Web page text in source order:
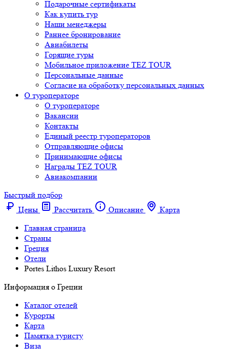
Подарочные сертификаты
Как купить тур
Наши менеджеры
Раннее бронирование
Авиабилеты
Горящие туры
Мобильное приложение TEZ TOUR
Персональные данные
Согласие на обработку персональных данных
О туроператоре
О туроператоре
Вакансии
Контакты
Единый реестр туроператоров
Отправляющие офисы
Принимающие офисы
Награды TEZ TOUR
Авиакомпании
Быстрый подбор
Цены
Рассчитать Описание
Карта
Главная страница
Cтраны
Греция
Отели
Portes Lithos Luxury Resort
Информация о Греции
Каталог отелей
Курорты
Карта
Памятка туристу
Виза